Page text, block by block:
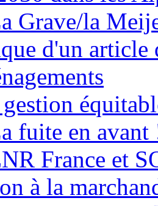
Grave/la
d'un article
fuite en avant
France et
à la